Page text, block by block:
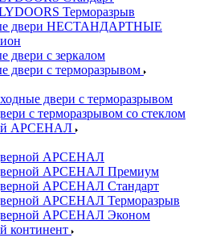
Терморазрыв
двери НЕСТАНДАРТНЫЕ
двери с зеркалом
двери с терморазрывом
двери с терморазрывом
с терморазрывом со стеклом
АРСЕНАЛ
АРСЕНАЛ
АРСЕНАЛ Премиум
АРСЕНАЛ Стандарт
АРСЕНАЛ Терморазрыв
АРСЕНАЛ Эконом
континент